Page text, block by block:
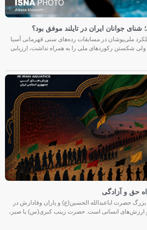
جوانان ایران در تایلند موفق بود؟
ملی‌پوشان در مسابقات رده‌های سنی قهرمانی آسیا
شد ولی شکستن رکوردهای ملی را به همراه نداشت، ارزیابی
حق و آزادگی
حضرت اباعبدالله الحسین(ع) و یاران وفادارش در
ارزش‌های انسانی است. حضرت زینب کبری(س) با صبر،